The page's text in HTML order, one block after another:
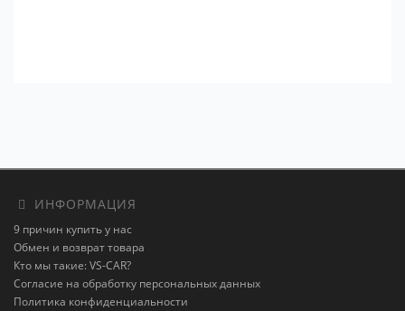
ИНФОРМАЦИЯ
9 причин купить у нас
Обмен и возврат товара
Кто мы такие: VS-CAR?
Согласие на обработку персональных данных
Политика конфиденциальности